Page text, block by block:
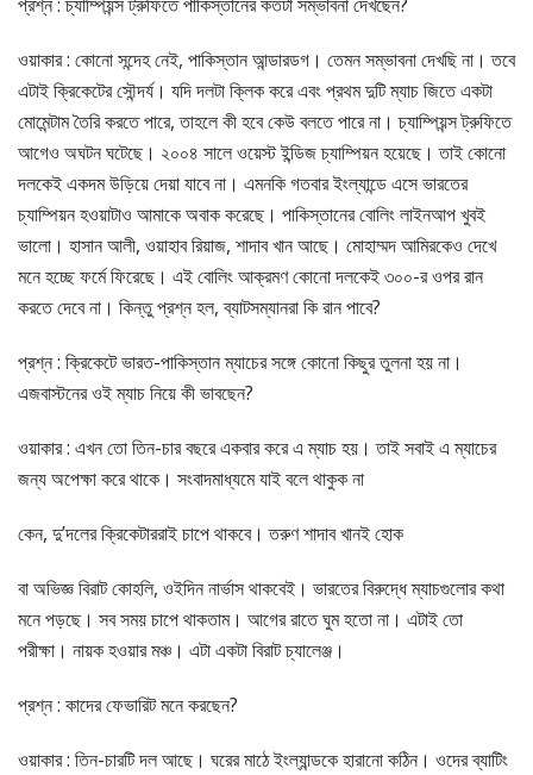
ওয়াকার : কোনো সন্দেহ নেই, পাকিস্তান আন্ডারডগ। তেমন সম্ভাবনা দেখছি না। তবে
এটাই ক্রিকেটের সৌন্দর্য। যদি দলটা ক্লিক করে এবং প্রথম দুটি ম্যাচ জিতে একটা
মোমেন্টাম তৈরি করতে পারে, তাহলে কী হবে কেউ বলতে পারে না। চ্যাম্পিয়ন্স ট্রুফিতে
আগেও অঘটন ঘটেছে। ২০০৪ সালে ওয়েস্ট ইন্ডিজ চ্যাম্পিয়ন হয়েছে। তাই কোনো
দলকেই একদম উড়িয়ে দেয়া যাবে না। এমনকি গতবার ইংল্যান্ডে এসে ভারতের
চ্যাম্পিয়ন হওয়াটাও আমাকে অবাক করেছে। পাকিস্তানের বোলিং লাইনআপ খুবই
ভালো। হাসান আলী, ওয়াহাব রিয়াজ, শাদাব খান আছে। মোহাম্মদ আমিরকেও দেখে
মনে হচ্ছে ফর্মে ফিরেছে। এই বোলিং আক্রমণ কোনো দলকেই ৩০০-র ওপর রান
করতে দেবে না। কিন্তু প্রশ্ন হল, ব্যাটসম্যানরা কি রান পাবে?
প্রশ্ন : ক্রিকেটে ভারত-পাকিস্তান ম্যাচের সঙ্গে কোনো কিছুর তুলনা হয় না।
এজবাস্টনের ওই ম্যাচ নিয়ে কী ভাবছেন?
ওয়াকার : এখন তো তিন-চার বছরে একবার করে এ ম্যাচ হয়। তাই সবাই এ ম্যাচের
জন্য অপেক্ষা করে থাকে। সংবাদমাধ্যমে যাই বলে থাকুক না
কেন, দু’দলের ক্রিকেটাররাই চাপে থাকবে। তরুণ শাদাব খানই হোক
বা অভিজ্ঞ বিরাট কোহলি, ওইদিন নার্ভাস থাকবেই। ভারতের বিরুদ্ধে ম্যাচগুলোর কথা
মনে পড়ছে। সব সময় চাপে থাকতাম। আগের রাতে ঘুম হতো না। এটাই তো
পরীক্ষা। নায়ক হওয়ার মঞ্চ। এটা একটা বিরাট চ্যালেঞ্জ।
প্রশ্ন : কাদের ফেভারিট মনে করছেন?
ওয়াকার : তিন-চারটি দল আছে। ঘরের মাঠে ইংল্যান্ডকে হারানো কঠিন। ওদের ব্যাটিং